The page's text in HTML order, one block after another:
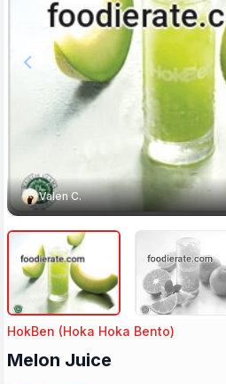
Valen C.
HokBen (Hoka Hoka Bento)
Melon Juice